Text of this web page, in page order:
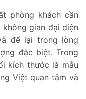
phòng khách cần
gian đại diện
để lại trong lòng
đặc biệt. Trong
kích thước là mẫu
Việt quan tâm và